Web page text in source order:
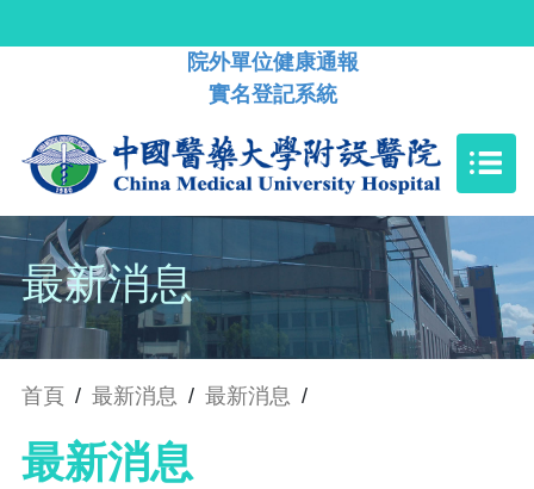
院外單位健康通報
實名登記系統
最新消息
首頁 / 最新消息 / 最新消息 /
最新消息